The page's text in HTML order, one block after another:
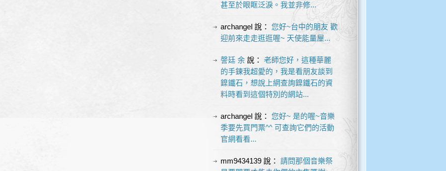
甚至於眼眶泛淚。我並非修...
archangel說： 您好~台中的朋友 歡
迎前來走走逛逛喔~ 天使能量屋...
謦廷 余說： 老師您好，這種華麗
的手鍊我超愛的，我是看朋友談到
鎳鐵石，想說上網查詢鎳鐵石的資
料時看到這個特別的網站...
archangel說： 您好~ 是的喔~音樂
季要先買門票^^ 可查詢它們的活動
官網看看...
mm9434139說： 請問那個音樂祭